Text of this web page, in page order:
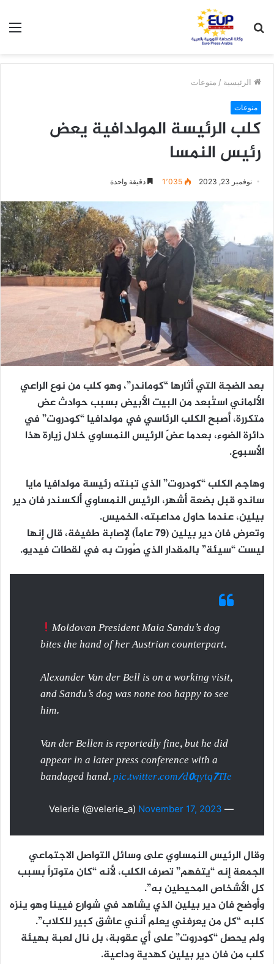
عن
الرئيسية / منوعات
منوعات
كلب الرئيسة المولدافية يعض
رئيس النمسا
نوفمبر 23, 2023 1٬035 دقيقة واحدة
بعد الضجة التي أثارها “كوماندر”، وهو كلب من نوع الراعي
الألماني استُبعد من البيت الأبيض بسبب حوادث عض
متكررة، أصبح الكلب الرئاسي في مولدافيا “كودروت” في
دائرة الضوء، بعدما عضّ الرئيس النمساوي خلال زيارة هذا
الأسبوع.
وهاجم الكلب “كودروت” الذي تبنته رئيسة مولدافيا مايا
ساندو قبل بضعة أشهر، الرئيس النمساوي ألكسندر فان دير
بيلين، عندما حاول مداعبته، الخميس.
وتعرض فان دير بيلين (79 عاماً) لإصابة طفيفة، قال إنها
ليست “سيئة” بالمقدار الذي صُورت به في لقطات فيديو.
Moldovan President Maia Sandu’s dog
bites the hand of her Austrian counterpart.
Alexander Van der Bell is on a working visit,
and Sandu’s dog was none too happy to see
him.
Van der Bellen is reportedly fine, but he did
appear in a later press conference with a
bandaged hand.pic.twitter.com/d0qytq7TIe
— Velerie (@velerie_a)
November 17, 2023
وقال الرئيس النمساوي على وسائل التواصل الاجتماعي
الجمعة إنه “يتفهم” تصرف الكلب، لأنه “كان متوتراً بسبب
كل الأشخاص المحيطين به”.
وأوضح فان دير بيلين الذي يشاهد في شوارع فيينا وهو ينزه
كلبه “كل من يعرفني يعلم أنني عاشق كبير للكلاب”.
ولم يحصل “كودروت” على أي عقوبة، بل نال لعبة بهيئة
كلب من فان دير بيلين كهدية وداعية.